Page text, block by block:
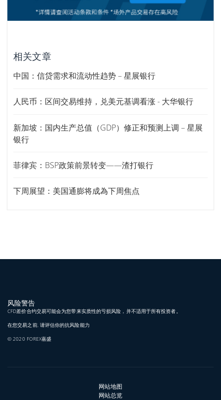
相关文章
中国：信贷需求和流动性趋势 – 星展银行
人民币：区间交易维持，兑美元基调看涨 - 大华银行
新加坡：国内生产总值（GDP）修正和预测上调 – 星展
银行
菲律宾：BSP政策前景转变——渣打银行
下周展望：美国通膨将成為下周焦点
风险警告
CFD差价合约交易可能会为您带来实质性的亏损风险，并不适用于所有投资者。
在您交易之前, 请评估你的抗风险能力
© 2020 FOREX嘉盛
网站地图
网站总览